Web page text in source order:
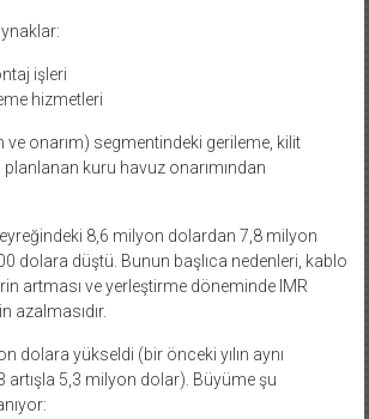
işleri
hizmetleri
ve onarım) segmentindeki gerileme, kilit
kuru havuz onarımından
8,6 milyon dolardan 7,8 milyon
dolara düştü. Bunun başlıca nedenleri, kablo
artması ve yerleştirme döneminde IMR
azalmasıdır.
dolara yükseldi (bir önceki yılın aynı
artışla 5,3 milyon dolar). Büyüme şu